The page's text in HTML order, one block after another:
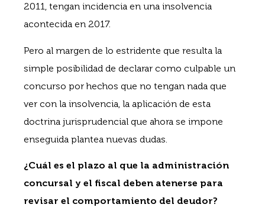
2011, tengan incidencia en una insolvencia
acontecida en 2017.
Pero al margen de lo estridente que resulta la
simple posibilidad de declarar como culpable un
concurso por hechos que no tengan nada que
ver con la insolvencia, la aplicación de esta
doctrina jurisprudencial que ahora se impone
enseguida plantea nuevas dudas.
¿Cuál es el plazo al que la administración
concursal y el fiscal deben atenerse para
revisar el comportamiento del deudor?